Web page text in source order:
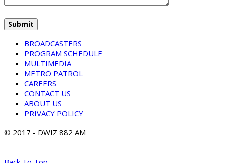
BROADCASTERS
PROGRAM SCHEDULE
MULTIMEDIA
METRO PATROL
CAREERS
CONTACT US
ABOUT US
PRIVACY POLICY
© 2017 - DWIZ 882 AM